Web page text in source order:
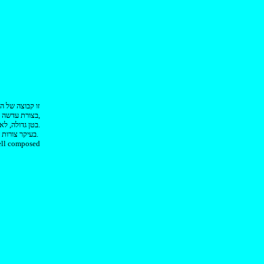
זו קבוצה של
בצורת עדשה וצדדים דקים בהרבה, זרועות הנמצאות מעל שולי הפעמון, לא תפיחות טנטקולריות, מרווח פעמון מאונך,
בטן גדולה, לא יוצר מונוביום מובחן, ללא תעלות רדיאליות; סטטוציסטים כמעט תמיד חיצוניים, ממקור אנדו-אקטודרמי.
בעיקר צורות של הים הפתוח ומים עמוקים יותר.
composed